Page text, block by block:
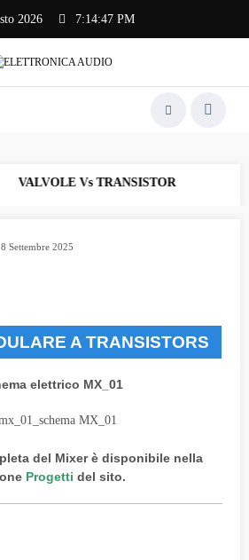
2026 7:14:47 PM
VALVOLE Vs TRANSISTOR
8 Settembre 2025
A TRANSISTORS
elettrico MX_01
del Mixer è disponibile nella
Progetti del sito.